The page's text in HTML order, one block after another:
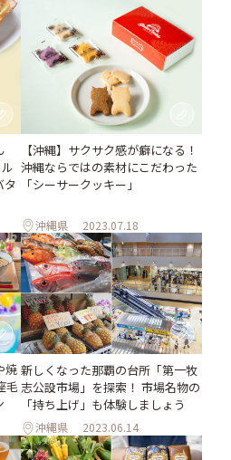
タ
【沖縄】サクサク感が癖になる！
沖縄ならではの素材にこだわった
「シーサークッキー」
沖縄県 2023.07.18
焼
毛
新しくなった那覇の台所「第一牧
志公設市場」を探索！ 市場名物の
「持ち上げ」も体験しましょう
沖縄県 2023.06.14